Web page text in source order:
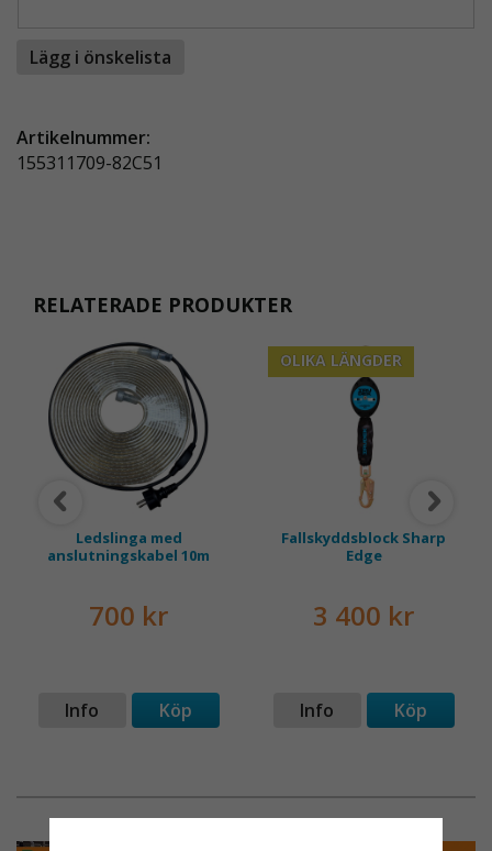
kardborreband på yttersidan av luckan som
UTFÖRSÄLJNING GÄLLER SÅLÄNGE LAGRET
Lägg i önskelista
Artikelnummer:
155311709-82C51
RELATERADE PRODUKTER
Ledslinga med
anslutningskabel 10m
700 kr
Info Köp
OLIKA LÄNGDER
Fallskyddsblock Sharp
Edge
3 400 kr
Info Köp